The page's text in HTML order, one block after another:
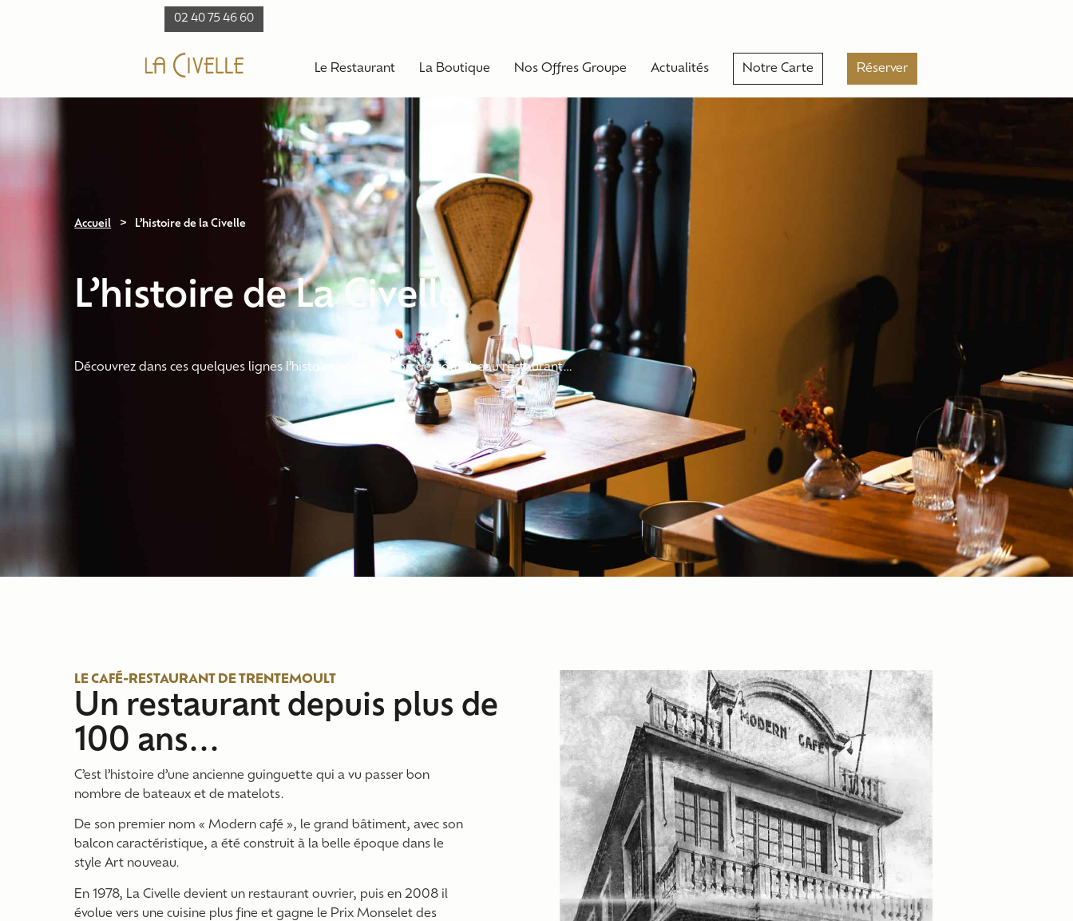
02 40 75 46 60
Le Restaurant La Boutique Nos Offres Groupe Actualités Notre Carte Réserver
Accueil > L’histoire de la Civelle
L’histoire de La Civelle
Découvrez dans ces quelques lignes l’histoire et l’évolution de notre beau restaurant…
LE CAFÉ-RESTAURANT DE TRENTEMOULT
Un restaurant depuis plus de
100 ans...
C’est l’histoire d’une ancienne guinguette qui a vu passer bon
nombre de bateaux et de matelots.
De son premier nom « Modern café », le grand bâtiment, avec son
balcon caractéristique, a été construit à la belle époque dans le
style Art nouveau.
En 1978, La Civelle devient un restaurant ouvrier, puis en 2008 il
évolue vers une cuisine plus fine et gagne le Prix Monselet des